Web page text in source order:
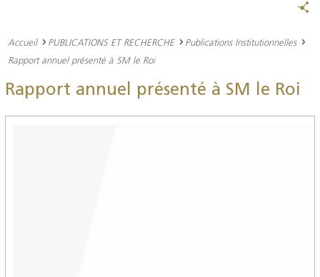
Accueil PUBLICATIONS ET RECHERCHE
Publications Institutionnelles
Rapport annuel présenté à SM le Roi
Rapport annuel présenté à SM le Roi